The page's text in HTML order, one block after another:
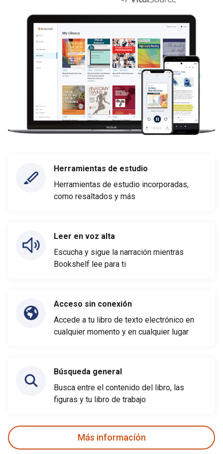
Herramientas de estudio
Herramientas de estudio incorporadas,
como resaltados y más
Leer en voz alta
Escucha y sigue la narración mientras
Bookshelf lee para ti
Acceso sin conexión
Accede a tu libro de texto electrónico en
cualquier momento y en cualquier lugar
Búsqueda general
Busca entre el contenido del libro, las
figuras y tu libro de trabajo
Más informacíón